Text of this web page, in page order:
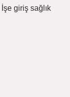
giriş sağlık